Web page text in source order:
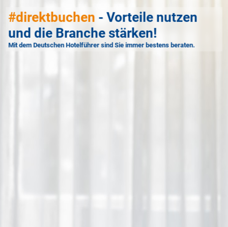
#direktbuchen - Vorteile nutzen
und die Branche stärken!
Mit dem Deutschen Hotelführer sind Sie immer bestens beraten.